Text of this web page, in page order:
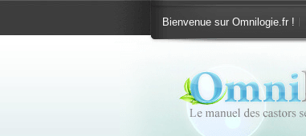
Bienvenue sur Omnilogie.fr !